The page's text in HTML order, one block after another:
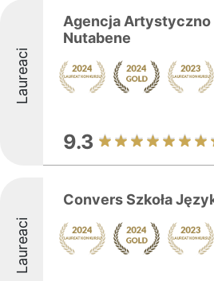
Laureaci
Agencja Artystyczno
Nutabene
9.3
Laureaci
Convers Szkoła